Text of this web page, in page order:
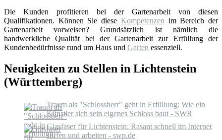
Die Kunden profitieren bei der Gartenarbeit von diesen
Qualifikationen. Können Sie diese Kompetenzen im Bereich der
Gartenarbeit vorweisen? Grundsätzlich ist nämlich die
handwerkliche Qualität bei der Gartenarbeit zur Erfüllung der
Kundenbedürfnisse rund um Haus und Garten essenziell.
Neuigkeiten zu Stellen in Lichtenstein
(Württemberg)
Traum als "Schlossherr" geht in Erfüllung: Wie ein
Künstler sich sein eigenes Schloss baut - SWR
Glasfaser für Lichtenstein: Rasant schnell im Internet
surfen und arbeiten - swp.de